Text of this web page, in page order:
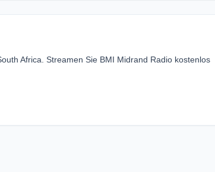
Africa. Streamen Sie BMI Midrand Radio kostenlos